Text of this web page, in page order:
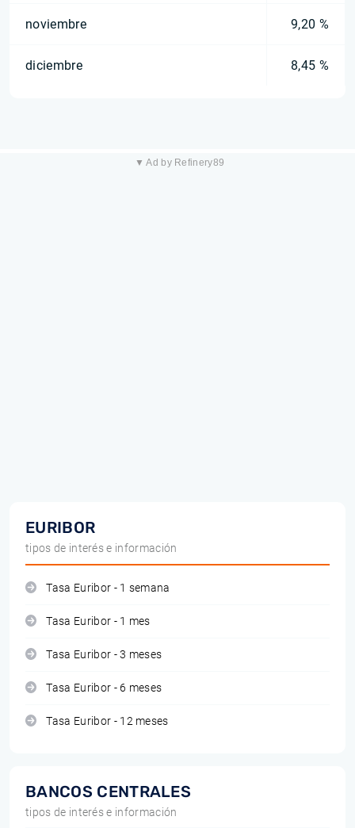
noviembre 9,20 %
diciembre 8,45 %
▼ Ad by Refinery89
EURIBOR
tipos de interés e información
Tasa Euribor - 1 semana
Tasa Euribor - 1 mes
Tasa Euribor - 3 meses
Tasa Euribor - 6 meses
Tasa Euribor - 12 meses
BANCOS CENTRALES
tipos de interés e información